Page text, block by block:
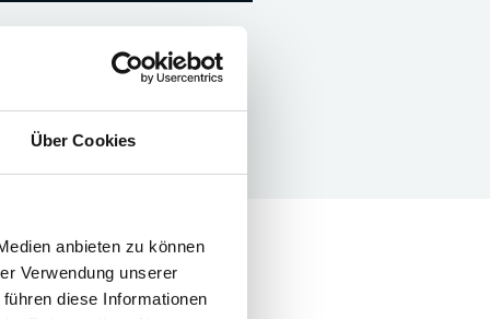
Über Cookies
anbieten zu können
Verwendung unserer
diese Informationen